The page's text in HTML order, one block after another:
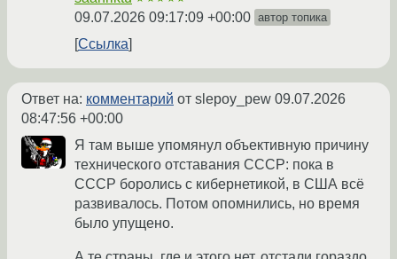
09.07.2026 09:17:09 +00:00 автор топика
Ссылка
Ответ на: комментарий от slepoy_pew 09.07.2026
08:47:56 +00:00
Я там выше упомянул объективную причину
технического отставания СССР: пока в
СССР боролись с кибернетикой, в США всё
развивалось. Потом опомнились, но время
было упущено.